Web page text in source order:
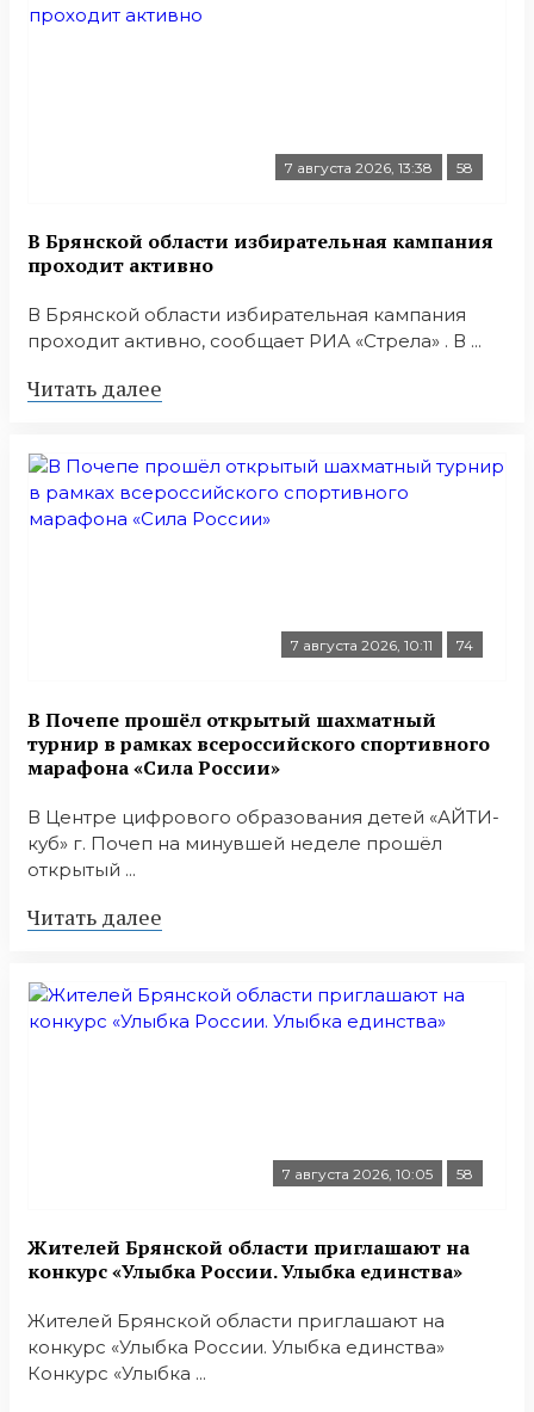
7 августа 2026, 13:38 58
В Брянской области избирательная кампания
проходит активно
В Брянской области избирательная кампания
проходит активно, сообщает РИА «Стрела» . В ...
Читать далее
7 августа 2026, 10:11 74
В Почепе прошёл открытый шахматный
турнир в рамках всероссийского спортивного
марафона «Сила России»
В Центре цифрового образования детей «АЙТИ-
куб» г. Почеп на минувшей неделе прошёл
открытый ...
Читать далее
7 августа 2026, 10:05 58
Жителей Брянской области приглашают на
конкурс «Улыбка России. Улыбка единства»
Жителей Брянской области приглашают на
конкурс «Улыбка России. Улыбка единства»
Конкурс «Улыбка ...